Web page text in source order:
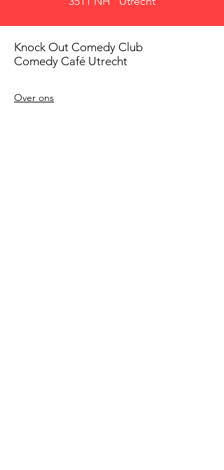
Knock Out Comedy Club
Comedy Café Utrecht
Over ons